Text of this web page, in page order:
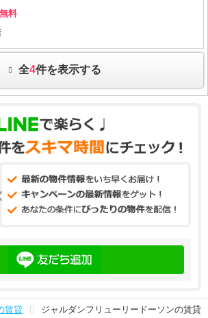
無料
全4件を表示する
賃貸 ジャルダンフリューリードーソンの賃貸